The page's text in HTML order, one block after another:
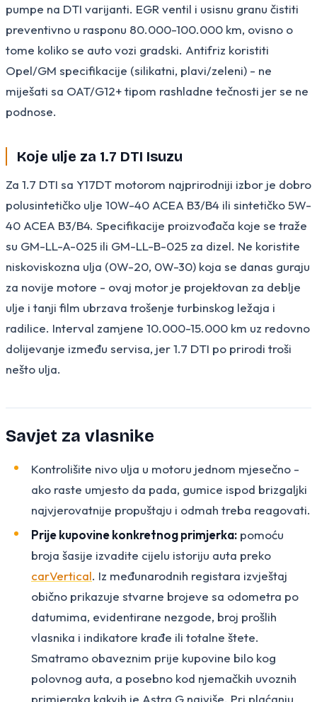
pumpe na DTI varijanti. EGR ventil i usisnu granu čistiti
preventivno u rasponu 80.000-100.000 km, ovisno o
tome koliko se auto vozi gradski. Antifriz koristiti
Opel/GM specifikacije (silikatni, plavi/zeleni) - ne
miješati sa OAT/G12+ tipom rashladne tečnosti jer se ne
podnose.
Koje ulje za 1.7 DTI Isuzu
Za 1.7 DTI sa Y17DT motorom najprirodniji izbor je dobro
polusintetičko ulje 10W-40 ACEA B3/B4 ili sintetičko 5W-
40 ACEA B3/B4. Specifikacije proizvođača koje se traže
su GM-LL-A-025 ili GM-LL-B-025 za dizel. Ne koristite
niskoviskozna ulja (0W-20, 0W-30) koja se danas guraju
za novije motore - ovaj motor je projektovan za deblje
ulje i tanji film ubrzava trošenje turbinskog ležaja i
radilice. Interval zamjene 10.000-15.000 km uz redovno
dolijevanje između servisa, jer 1.7 DTI po prirodi troši
nešto ulja.
Savjet za vlasnike
Kontrolišite nivo ulja u motoru jednom mjesečno -
ako raste umjesto da pada, gumice ispod brizgaljki
najvjerovatnije propuštaju i odmah treba reagovati.
Prije kupovine konkretnog primjerka: pomoću
broja šasije izvadite cijelu istoriju auta preko
carVertical. Iz međunarodnih registara izvještaj
obično prikazuje stvarne brojeve sa odometra po
datumima, evidentirane nezgode, broj prošlih
vlasnika i indikatore krađe ili totalne štete.
Smatramo obaveznim prije kupovine bilo kog
polovnog auta, a posebno kod njemačkih uvoznih
primjeraka kakvih je Astra G najviše. Pri plaćanju